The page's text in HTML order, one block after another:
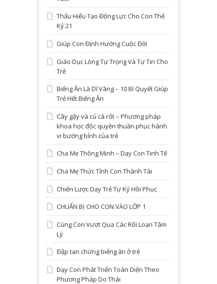
Thấu Hiểu Tạo Động Lực Cho Con Thế
Kỷ 21
Giúp Con Định Hướng Cuộc Đời
Giáo Dục Lòng Tự Trọng Và Tự Tin Cho
Trẻ
Biếng Ăn Là Dĩ Vãng – 10 Bí Quyết Giúp
Trẻ Hết Biếng Ăn
Cây gậy và củ cà rốt – Phương pháp
khoa học độc quyền thuần phục hành
vi bướng bỉnh của trẻ
Cha Mẹ Thông Minh – Dạy Con Tinh Tế
Cha Mẹ Thức Tỉnh Con Thành Tài
Chiến Lược Dạy Trẻ Tự Kỷ Hồi Phục
CHUẨN BỊ CHO CON VÀO LỚP 1
Cùng Con Vượt Qua Các Rối Loạn Tâm
Lý
Đập tan chứng biếng ăn ở trẻ
Dạy Con Phát Triển Toàn Diện Theo
Phương Pháp Do Thái